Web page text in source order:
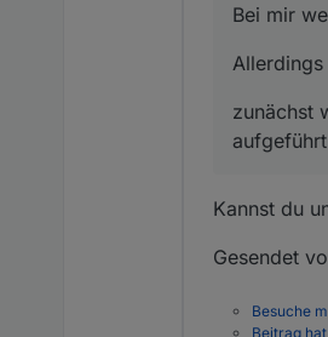
Bei mir
zunächst
Kannst du
Gesendet
Besuche
Beitrag